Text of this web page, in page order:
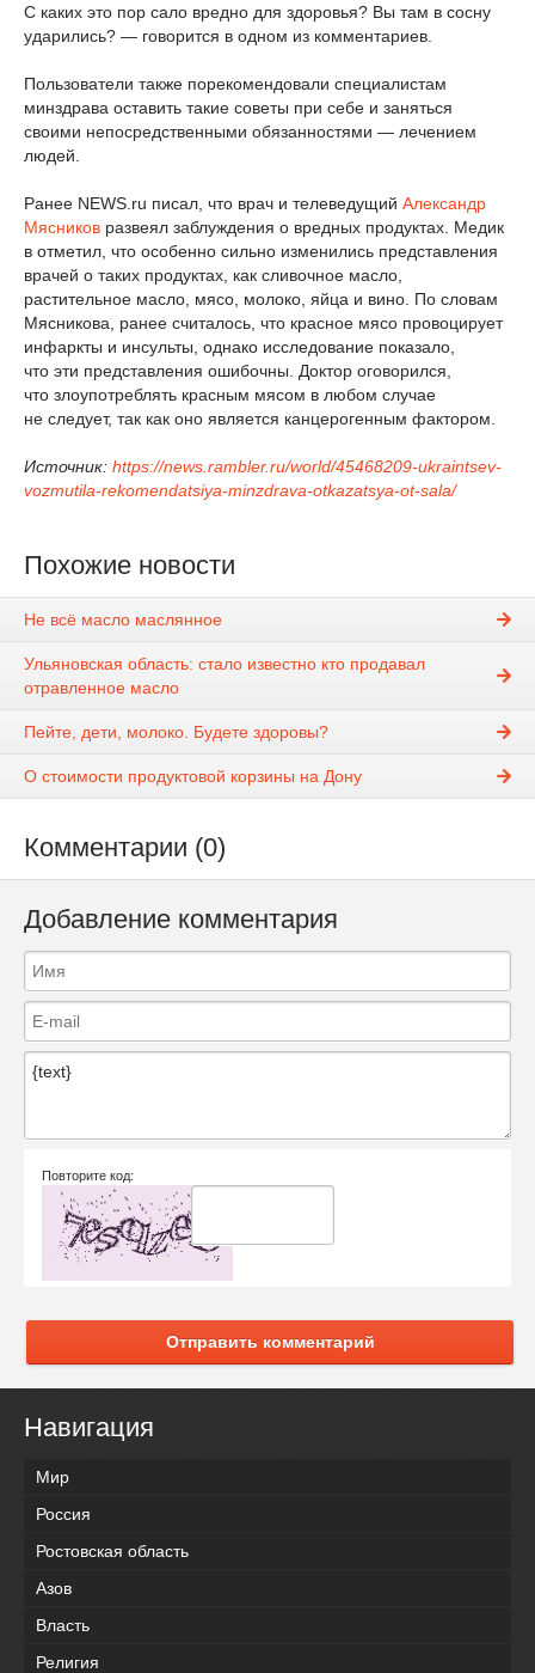
С каких это пор сало вредно для здоровья? Вы там в сосну
ударились? — говорится в одном из комментариев.
Пользователи также порекомендовали специалистам
минздрава оставить такие советы при себе и заняться
своими непосредственными обязанностями — лечением
людей.
Ранее NEWS.ru писал, что врач и телеведущий Александр
Мясников развеял заблуждения о вредных продуктах. Медик
в отметил, что особенно сильно изменились представления
врачей о таких продуктах, как сливочное масло,
растительное масло, мясо, молоко, яйца и вино. По словам
Мясникова, ранее считалось, что красное мясо провоцирует
инфаркты и инсульты, однако исследование показало,
что эти представления ошибочны. Доктор оговорился,
что злоупотреблять красным мясом в любом случае
не следует, так как оно является канцерогенным фактором.
Источник: https://news.rambler.ru/world/45468209-ukraintsev-
vozmutila-rekomendatsiya-minzdrava-otkazatsya-ot-sala/
Похожие новости
Не всё масло маслянное
Ульяновская область: стало известно кто продавал
отравленное масло
Пейте, дети, молоко. Будете здоровы?
О стоимости продуктовой корзины на Дону
Комментарии (0)
Добавление комментария
Повторите код:
Отправить комментарий
Навигация
Мир
Россия
Ростовская область
Азов
Власть
Религия